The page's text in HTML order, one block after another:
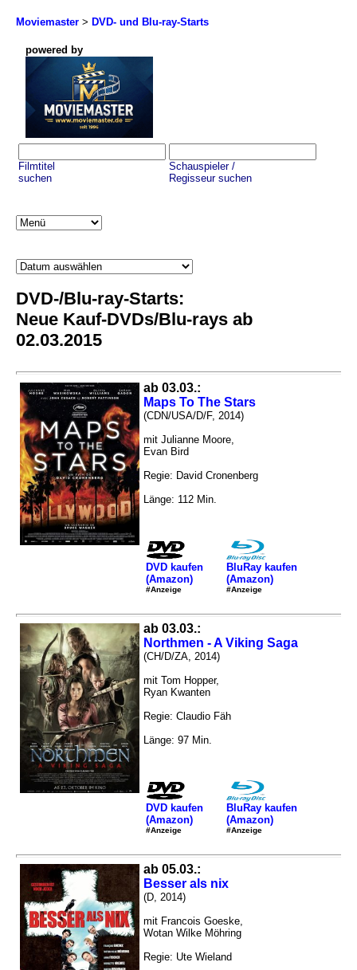
Moviemaster > DVD- und Blu-ray-Starts
powered by
Filmtitel
suchen
Schauspieler /
Regisseur suchen
DVD-/Blu-ray-Starts:
Neue Kauf-DVDs/Blu-rays ab
02.03.2015
ab 03.03.:
Maps To The Stars
(CDN/USA/D/F, 2014)
mit Julianne Moore,
Evan Bird
Regie: David Cronenberg
Länge: 112 Min.
DVD kaufen
(Amazon)
#Anzeige
BluRay kaufen
(Amazon)
#Anzeige
ab 03.03.:
Northmen - A Viking Saga
(CH/D/ZA, 2014)
mit Tom Hopper,
Ryan Kwanten
Regie: Claudio Fäh
Länge: 97 Min.
DVD kaufen
(Amazon)
#Anzeige
BluRay kaufen
(Amazon)
#Anzeige
ab 05.03.:
Besser als nix
(D, 2014)
mit Francois Goeske,
Wotan Wilke Möhring
Regie: Ute Wieland